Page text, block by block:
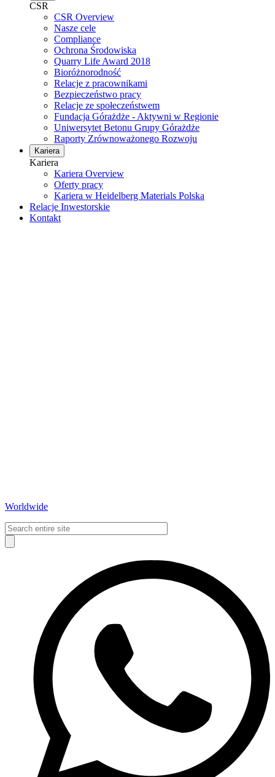
CSR
CSR Overview
Nasze cele
Compliance
Ochrona Środowiska
Quarry Life Award 2018
Bioróżnorodność
Relacje z pracownikami
Bezpieczeństwo pracy
Relacje ze społeczeństwem
Fundacja Górażdże - Aktywni w Regionie
Uniwersytet Betonu Grupy Górażdże
Raporty Zrównoważonego Rozwoju
Kariera
Kariera
Kariera Overview
Oferty pracy
Kariera w Heidelberg Materials Polska
Relacje Inwestorskie
Kontakt
Worldwide